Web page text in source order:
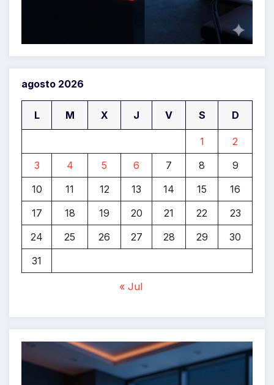
agosto 2026
L M X J V S D
1
2
3
4 5 6 7 8
9
10
11 12 13 14 15
16
17
18 19 20 21 22
23
24
25 26 27 28 29
30
31
« Jul